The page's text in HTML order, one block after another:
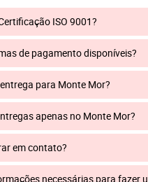
ISO 9001?
de pagamento disponíveis?
para Monte Mor?
apenas no Monte Mor?
em contato?
necessárias para fazer